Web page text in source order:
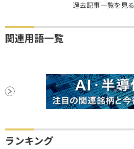
過去記事一覧を見る
関連用語一覧
ランキング